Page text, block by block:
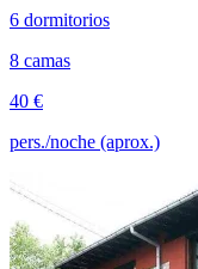
6 dormitorios
8 camas
40 €
pers./noche (aprox.)